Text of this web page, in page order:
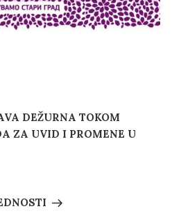
DEŽURNA TOKOM
ZA UVID I PROMENE U